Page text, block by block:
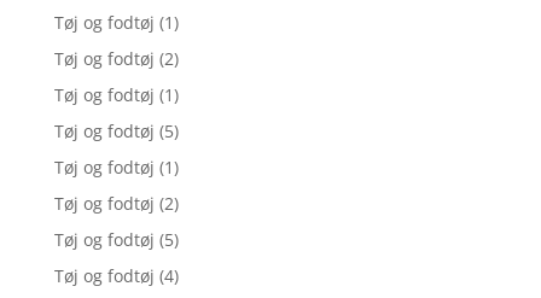
Tøj og fodtøj (1)
Tøj og fodtøj (2)
Tøj og fodtøj (1)
Tøj og fodtøj (5)
Tøj og fodtøj (1)
Tøj og fodtøj (2)
Tøj og fodtøj (5)
Tøj og fodtøj (4)